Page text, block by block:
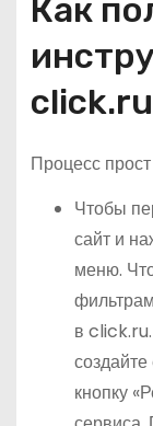
Как
Процесс
Чтобы
сайт и
меню.
в
кнопку